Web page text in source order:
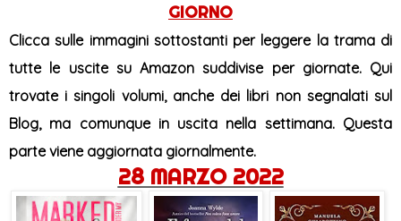
GIORNO
Clicca sulle immagini sottostanti per leggere la tramadi
tutte le uscite su Amazon suddivise per giornate. Qui
trovate i singoli volumi, anche dei libri non segnalati sul
Blog, ma comunque in uscita nella settimana. Questa
parte viene aggiornata giornalmente.
28 MARZO 2022